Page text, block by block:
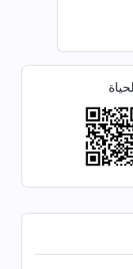
التعنُّت يؤذيك
عربية)